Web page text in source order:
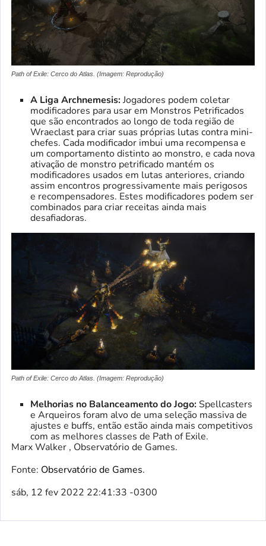
Path of Exile: Cerco do Atlas. (Imagem: Reprodução)
A Liga Archnemesis:Jogadores podem coletar
modificadores para usar em Monstros Petrificados
que são encontrados ao longo de toda região de
Wraeclast para criar suas próprias lutas contra mini-
chefes. Cada modificador imbui uma recompensa e
um comportamento distinto ao monstro, e cada nova
ativação de monstro petrificado mantém os
modificadores usados em lutas anteriores, criando
assim encontros progressivamente mais perigosos
e recompensadores. Estes modificadores podem ser
combinados para criar receitas ainda mais
desafiadoras.
Path of Exile: Cerco do Atlas. (Imagem: Reprodução)
Melhorias no Balanceamento do Jogo:Spellcasters
e Arqueiros foram alvo de uma seleção massiva de
ajustes e buffs, então estão ainda mais competitivos
com as melhores classes de Path of Exile.
Marx Walker , Observatório de Games.
Fonte: Observatório de Games.
sáb, 12 fev 2022 22:41:33 -0300